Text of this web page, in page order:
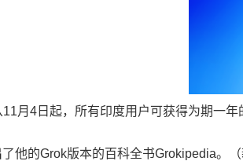
月4日起，所有印度用户可获得为期一
了他的Grok版本的百科全书Grokipedia。